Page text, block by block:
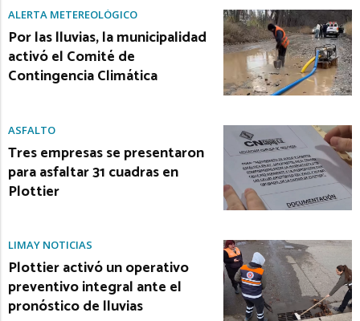
ALERTA METEREOLÓGICO
Por las lluvias, la municipalidad
activó el Comité de
Contingencia Climática
ASFALTO
Tres empresas se presentaron
para asfaltar 31 cuadras en
Plottier
LIMAY NOTICIAS
Plottier activó un operativo
preventivo integral ante el
pronóstico de lluvias